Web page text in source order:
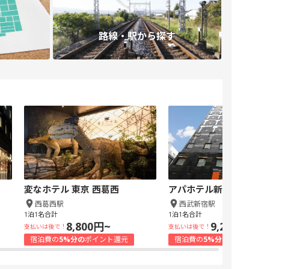
路線・駅から探す
変なホテル 東京 西葛西
西葛西駅
1泊1名合計
支払いは後で！ 8,800円~
宿泊費の5%分のポイント還元
アパホテル新宿 歌舞伎町中央
西武新宿駅
1泊1名合計
支払いは後で！ 9,240円~
宿泊費の5%分の